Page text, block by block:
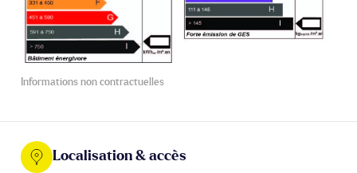
Informations non contractuelles
Localisation & accès